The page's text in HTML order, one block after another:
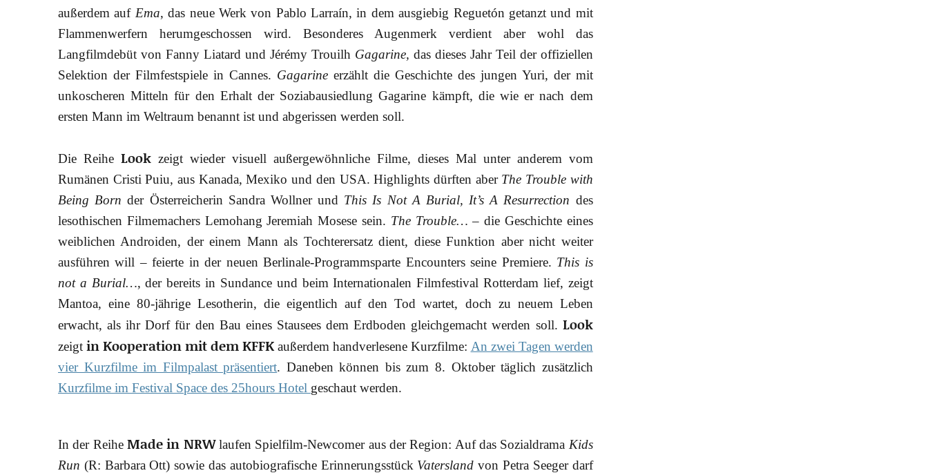
außerdem auf Ema, das neue Werk von Pablo Larraín, in dem ausgiebig Reguetón getanzt und mit
Flammenwerfern herumgeschossen wird. Besonderes Augenmerk verdient aber wohl das
Langfilmdebüt von Fanny Liatard und Jérémy Trouilh Gagarine, das dieses Jahr Teil der offiziellen
Selektion der Filmfestspiele in Cannes. Gagarineerzählt die Geschichte des jungen Yuri, der mit
unkoscheren Mitteln für den Erhalt der Soziabausiedlung Gagarine kämpft, die wie er nach dem
ersten Mann im Weltraum benannt ist und abgerissen werden soll.
Die Reihe Lookzeigt wieder visuell außergewöhnliche Filme, dieses Mal unter anderem vom
Rumänen Cristi Puiu, aus Kanada, Mexiko und den USA. Highlights dürften aber The Trouble with
Being Bornder Österreicherin Sandra Wollner und This Is Not A Burial, It’s A Resurrection des
lesothischen Filmemachers Lemohang Jeremiah Mosese sein. The Trouble… – die Geschichte eines
weiblichen Androiden, der einem Mann als Tochterersatz dient, diese Funktion aber nicht weiter
ausführen will – feierte in der neuen Berlinale-Programmsparte Encounters seine Premiere. This is
not a Burial…, der bereits in Sundance und beim Internationalen Filmfestival Rotterdam lief, zeigt
Mantoa, eine 80-jährige Lesotherin, die eigentlich auf den Tod wartet, doch zu neuem Leben
erwacht, als ihr Dorf für den Bau eines Stausees dem Erdboden gleichgemacht werden soll. Look
zeigtin Kooperation mit dem KFFKaußerdem handverlesene Kurzfilme: An zwei Tagen werden
vier Kurzfilme im Filmpalast präsentiert. Daneben können bis zum 8. Oktober täglich zusätzlich
Kurzfilme im Festival Space des 25hours Hotel geschaut werden.
In der Reihe Made in NRWlaufen Spielfilm-Newcomer aus der Region: Auf das Sozialdrama Kids
Run (R: Barbara Ott) sowie das autobiografische Erinnerungsstück Vatersland von Petra Seeger darf